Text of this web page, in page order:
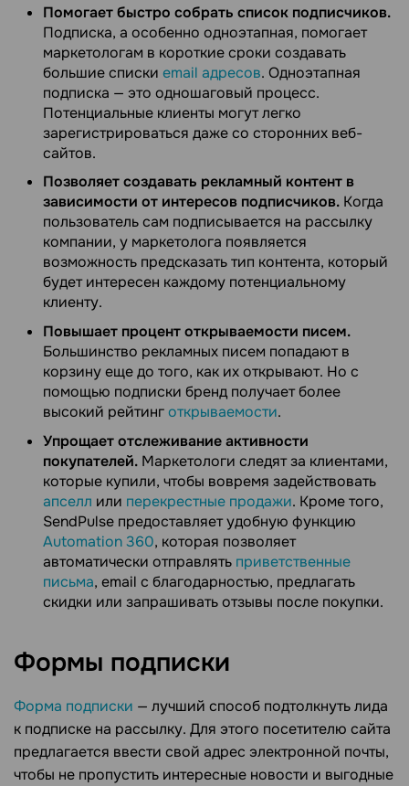
Помогает быстро собрать список подписчиков.
Подписка, а особенно одноэтапная, помогает
маркетологам в короткие сроки создавать
большие списки email адресов. Одноэтапная
подписка — это одношаговый процесс.
Потенциальные клиенты могут легко
зарегистрироваться даже со сторонних веб-
сайтов.
Позволяет создавать рекламный контент в
зависимости от интересов подписчиков. Когда
пользователь сам подписывается на рассылку
компании, у маркетолога появляется
возможность предсказать тип контента, который
будет интересен каждому потенциальному
клиенту.
Повышает процент открываемости писем.
Большинство рекламных писем попадают в
корзину еще до того, как их открывают. Но с
помощью подписки бренд получает более
высокий рейтинготкрываемости.
Упрощает отслеживание активности
покупателей. Маркетологи следят за клиентами,
которые купили, чтобы вовремя задействовать
апселл или перекрестные продажи. Кроме того,
SendPulse предоставляет удобную функцию
Automation 360, которая позволяет
автоматически отправлять приветственные
письма, email с благодарностью, предлагать
скидки или запрашивать отзывы после покупки.
Формы подписки
Форма подписки — лучший способ подтолкнуть лида
к подписке на рассылку. Для этого посетителю сайта
предлагается ввести свой адрес электронной почты,
чтобы не пропустить интересные новости и выгодные